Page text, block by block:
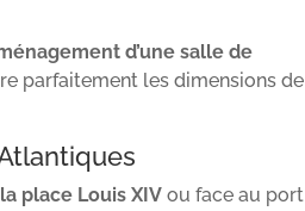
d’une salle de
parfaitement les dimensions de
place Louis XIV ou face au port